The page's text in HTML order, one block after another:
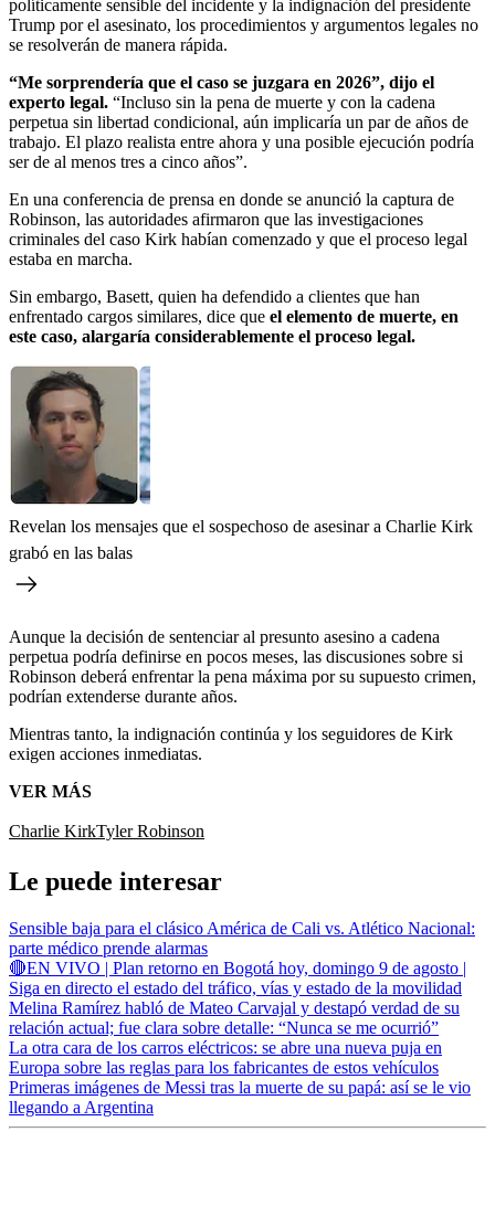
políticamente sensible del incidente y la indignación del presidente
Trump por el asesinato, los procedimientos y argumentos legales no
se resolverán de manera rápida.
“Me sorprendería que el caso se juzgara en 2026”, dijo el
experto legal. “Incluso sin la pena de muerte y con la cadena
perpetua sin libertad condicional, aún implicaría un par de años de
trabajo. El plazo realista entre ahora y una posible ejecución podría
ser de al menos tres a cinco años”.
En una conferencia de prensa en donde se anunció la captura de
Robinson, las autoridades afirmaron que las investigaciones
criminales del caso Kirk habían comenzado y que el proceso legal
estaba en marcha.
Sin embargo, Basett, quien ha defendido a clientes que han
enfrentado cargos similares, dice que el elemento de muerte, en
este caso, alargaría considerablemente el proceso legal.
Revelan los mensajes que el sospechoso de asesinar a Charlie Kirk
grabó en las balas
Aunque la decisión de sentenciar al presunto asesino a cadena
perpetua podría definirse en pocos meses, las discusiones sobre si
Robinson deberá enfrentar la pena máxima por su supuesto crimen,
podrían extenderse durante años.
Mientras tanto, la indignación continúa y los seguidores de Kirk
exigen acciones inmediatas.
VER MÁS
Charlie KirkTyler Robinson
Le puede interesar
Sensible baja para el clásico América de Cali vs. Atlético Nacional:
parte médico prende alarmas
🔴EN VIVO | Plan retorno en Bogotá hoy, domingo 9 de agosto |
Siga en directo el estado del tráfico, vías y estado de la movilidad
Melina Ramírez habló de Mateo Carvajal y destapó verdad de su
relación actual; fue clara sobre detalle: “Nunca se me ocurrió”
La otra cara de los carros eléctricos: se abre una nueva puja en
Europa sobre las reglas para los fabricantes de estos vehículos
Primeras imágenes de Messi tras la muerte de su papá: así se le vio
llegando a Argentina